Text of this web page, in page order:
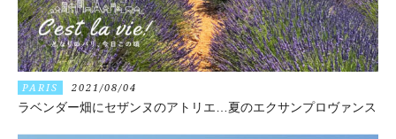
PARIS 2021/08/04
ラベンダー畑にセザンヌのアトリエ…夏のエクサンプロヴァンス